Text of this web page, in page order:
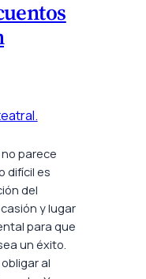
parece
difícil es
del
y lugar
para que
un éxito.
al